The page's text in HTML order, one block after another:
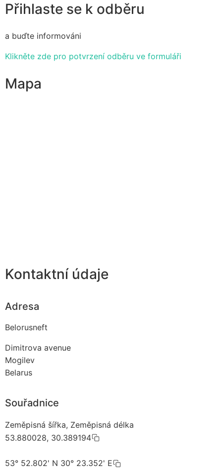
Přihlaste se k odběru
a buďte informováni
Klikněte zde pro potvrzení odběru ve formuláři
Mapa
Kontaktní údaje
Adresa
Belorusneft
Dimitrova avenue
Mogilev
Belarus
Souřadnice
Zeměpisná šířka, Zeměpisná délka
53.880028, 30.389194
53° 52.802' N 30° 23.352' E